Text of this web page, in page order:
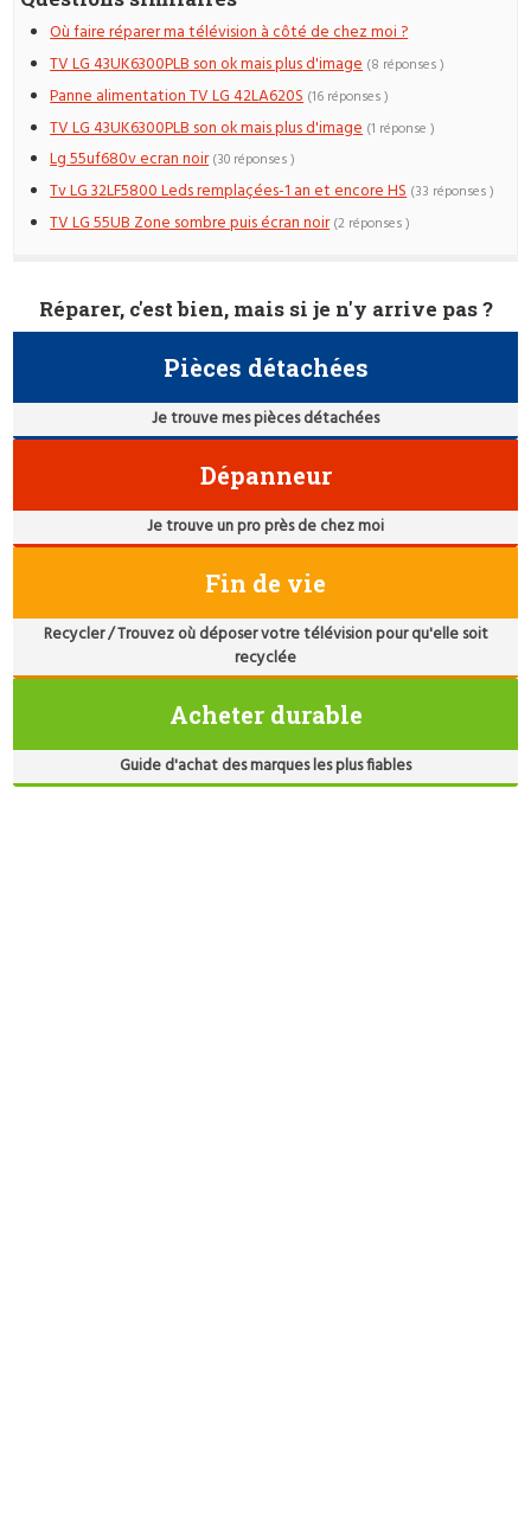
Où faire réparer ma télévision à côté de chez moi ?
TV LG 43UK6300PLB son ok mais plus d'image (8 réponses )
Panne alimentation TV LG 42LA620S (16 réponses )
TV LG 43UK6300PLB son ok mais plus d'image (1 réponse )
Lg 55uf680v ecran noir (30 réponses )
Tv LG 32LF5800 Leds remplaçées-1 an et encore HS (33 réponses )
TV LG 55UB Zone sombre puis écran noir (2 réponses )
Réparer, c'est bien, mais si je n'y arrive pas ?
Pièces détachées
Je trouve mes pièces détachées
Dépanneur
Je trouve un pro près de chez moi
Fin de vie
Recycler / Trouvez où déposer votre télévision pour qu'elle soit
recyclée
Acheter durable
Guide d'achat des marques les plus fiables